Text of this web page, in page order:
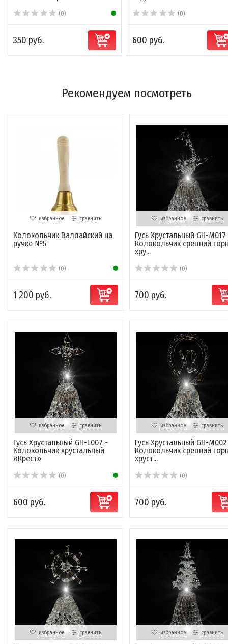
(0)
350 руб.
(0)
600 руб.
Рекомендуем посмотреть
избранное сравнить
Колокольчик Валдайский на
ручке №5
(0)
1 200 руб.
избранное сравнить
Гусь Хрустальный GH-
Колокольчик средний
хру...
(0)
700 руб.
избранное сравнить
Гусь Хрустальный GH-L007 -
Колокольчик хрустальный
«Крест»
(0)
600 руб.
избранное сравнить
Гусь Хрустальный GH-M002
Колокольчик средний
хруст...
(0)
700 руб.
избранное сравнить избранное сравнить